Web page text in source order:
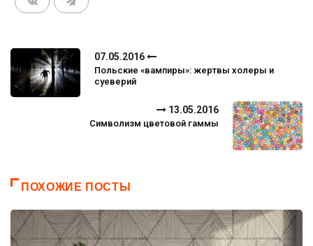
07.05.2016
Польские «вампиры»: жертвы холеры и
суеверий
13.05.2016
Символизм цветовой гаммы
ПОХОЖИЕ ПОСТЫ